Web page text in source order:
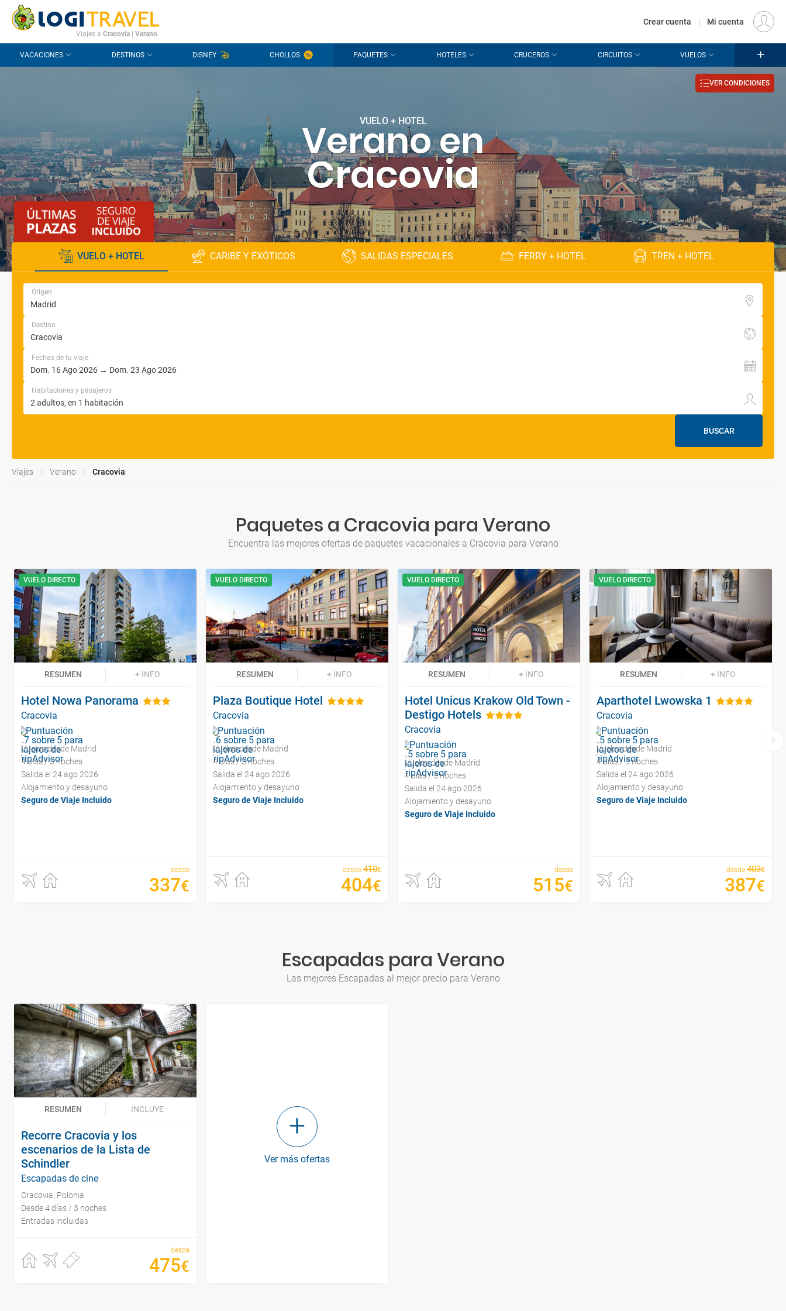
CONTACTO PREGUNTAS FRECUENTES EUR
Viajes a Cracovia| Verano.
Crear cuenta | Mi cuenta
VACACIONES DESTINOS DISNEY CHOLLOS PAQUETES HOTELES CRUCEROS CIRCUITOS VUELOS
VUELO + HOTEL
Verano en
Cracovia
VER CONDICIONES
VUELO + HOTEL CARIBE Y EXÓTICOS SALIDAS ESPECIALES FERRY + HOTEL TREN + HOTEL
Origen
Destino
Fechas de tu viaje
Habitaciones y pasajeros
BUSCAR
Viajes Verano Cracovia
Paquetes a Cracovia para Verano
Encuentra las mejores ofertas de paquetes vacacionales a Cracovia para Verano
VUELO DIRECTO
RESUMEN + INFO
Hotel Nowa Panorama
Cracovia
Vuelos desde Madrid
4 días / 3 noches
Salida el 24 ago 2026
Alojamiento y desayuno
Seguro de Viaje Incluido
desde
337€
VUELO DIRECTO
RESUMEN + INFO
Plaza Boutique Hotel
Cracovia
Vuelos desde Madrid
4 días / 3 noches
Salida el 24 ago 2026
Alojamiento y desayuno
Seguro de Viaje Incluido
desde 410€
404€
VUELO DIRECTO
RESUMEN + INFO
Hotel Unicus Krakow Old Town -
Destigo Hotels
Cracovia
Vuelos desde Madrid
4 días / 3 noches
Salida el 24 ago 2026
Alojamiento y desayuno
Seguro de Viaje Incluido
desde
515€
VUELO DIRECTO
RESUMEN + INFO
Aparthotel Lwowska 1
Cracovia
Vuelos desde Madrid
4 días / 3 noches
Salida el 24 ago 2026
Alojamiento y desayuno
Seguro de Viaje Incluido
desde 403€
387€
Escapadas para Verano
Las mejores Escapadas al mejor precio para Verano
RESUMEN INCLUYE
Recorre Cracovia y los
escenarios de la Lista de
Schindler
Escapadas de cine
Cracovia, Polonia
Desde 4 días / 3 noches
Entradas incluidas
desde
475€
Ver más ofertas